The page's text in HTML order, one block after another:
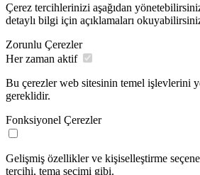
Çerez tercihlerinizi aşağıdan
detaylı bilgi için açıklamaları
Zorunlu Çerezler
Her zaman aktif
Bu çerezler web sitesinin temel işlevlerini
gereklidir.
Fonksiyonel Çerezler
Gelişmiş özellikler ve kişiselleştirme
tercihi, tema seçimi gibi.